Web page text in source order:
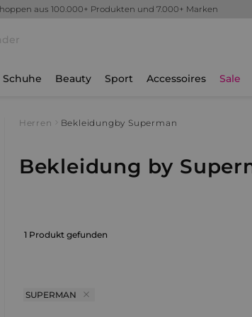
aus 100.000+ Produkten und 7.000+ Marken
Schuhe Beauty Sport Accessoires Sale
Herren Bekleidung by Superman
Bekleidung by
1 Produkt gefunden
SUPERMAN